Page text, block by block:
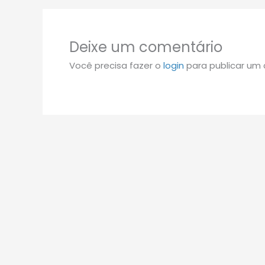
Deixe um comentário
Você precisa fazer o login para publicar um